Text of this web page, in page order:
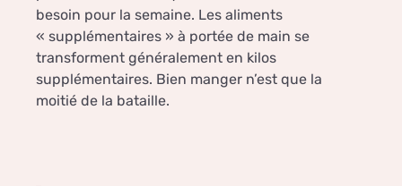
besoin pour la semaine. Les aliments
« supplémentaires » à portée de main se
transforment généralement en kilos
supplémentaires. Bien manger n’est que la
moitié de la bataille.